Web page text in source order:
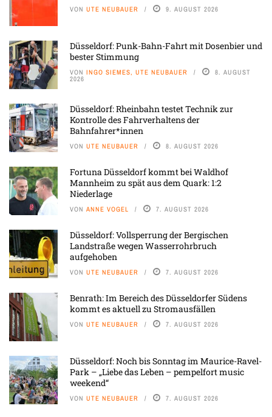
VON UTE NEUBAUER 9. AUGUST 2026
Düsseldorf: Punk-Bahn-Fahrt mit Dosenbier und
bester Stimmung
VON INGO SIEMES, UTE NEUBAUER 8. AUGUST
2026
Düsseldorf: Rheinbahn testet Technik zur
Kontrolle des Fahrverhaltens der
Bahnfahrer*innen
VON UTE NEUBAUER 8. AUGUST 2026
Fortuna Düsseldorf kommt bei Waldhof
Mannheim zu spät aus dem Quark: 1:2
Niederlage
VON ANNE VOGEL 7. AUGUST 2026
Düsseldorf: Vollsperrung der Bergischen
Landstraße wegen Wasserrohrbruch
aufgehoben
VON UTE NEUBAUER 7. AUGUST 2026
Benrath: Im Bereich des Düsseldorfer Südens
kommt es aktuell zu Stromausfällen
VON UTE NEUBAUER 7. AUGUST 2026
Düsseldorf: Noch bis Sonntag im Maurice-Ravel-
Park – „Liebe das Leben – pempelfort music
weekend“
VON UTE NEUBAUER 7. AUGUST 2026